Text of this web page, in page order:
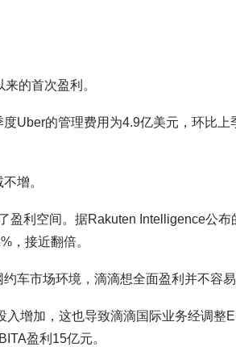
的首次盈利。
Uber的管理费用为4.9亿美元，环比上
增。
盈利空间。据Rakuten Intelligence公布
，接近翻倍。
车市场环境，滴滴想全面盈利并不容易
增加，这也导致滴滴国际业务经调整
盈利15亿元。